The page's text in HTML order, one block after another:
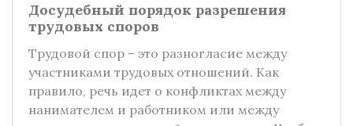
Досудебный порядок разрешения
трудовых споров
Трудовой спор – это разногласие между
участниками трудовых отношений. Как
правило, речь идет о конфликтах между
нанимателем и работником или между